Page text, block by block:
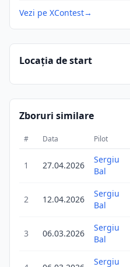
Vezi pe XContest→
Locația de start
Zboruri similare
# Data Pilot
1 27.04.2026
Sergiu
Bal
2 12.04.2026
Sergiu
Bal
3 06.03.2026
Sergiu
Bal
Sergiu